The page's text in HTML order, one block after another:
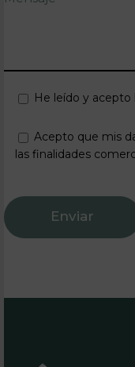
He leído y acepto
Acepto que mis
las finalidades